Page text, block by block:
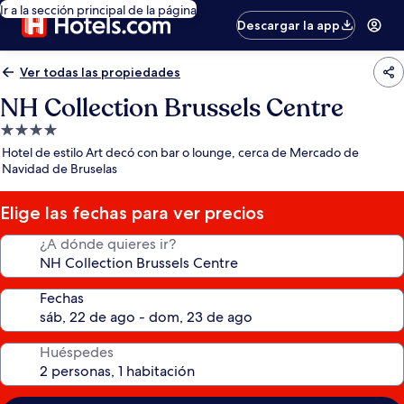
Ir a la sección principal de la página
Descargar la app
Ver todas las propiedades
NH Collection Brussels Centre
Propiedad
de
4.0
estrellas
Hotel de estilo Art decó con bar o lounge, cerca de Mercado de
Navidad de Bruselas
Elige las fechas para ver precios
¿A dónde quieres ir?
Fechas
Huéspedes